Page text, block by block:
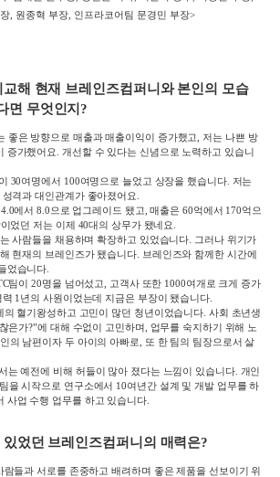
, 원종혁 부장, 인프라코어팀 문경민 부장>
교해 현재 브레인즈컴퍼니와 본인의 모습
면 무엇인지 ?
좋은 방향으로 매출과 매출이익이 증가했고
저는 나쁜 방
증가했어요
개선할 수 있다는 신념으로 노력하고 있습니
30여명에서 100여명으로 늘었고 상장을 했습니다. 저는
격과 대인관계가 좋아졌어요.
에서 8.0으로 업그레이드 됐고, 매출은 60억에서 170억으
었던 저는 이제 40대의 상무가 됐네요.
사람들을 채용하며 확장하고 있었습니다 그러나 위기가
현재의 브레인즈가 됐습니다
브레인즈와 함께한 시간에
었습니다
팀이 20명을 넘어섰고, 고객사 또한 1000여개로 크게 증가
1년의 사원이었는데 지금은 부장이 됐습니다.
의 혈기왕성하고 고민이 많던 청년이었습니다 사회 초년생
은가?”에 대해 수없이 고민하며
업무를 숙지하기 위해 노
의 남편이자 두 아이의 아빠로
또 한 팀의 팀장으로서 살
는 예전에 비해 허들이 많아 졌다는 느낌이 있습니다. 개인
을 시작으로 연구소에서 10여년간 설계 및 개발 업무를 하
사업 수행 업무를 하고 있습니다.
있었던 브레인즈컴퍼니의 매력은?
람들과 서로를 존중하고 배려하며 좋은 제품을 선보이기 위